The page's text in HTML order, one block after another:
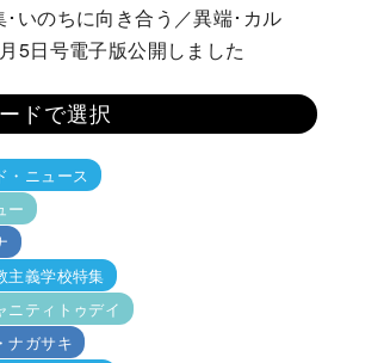
･いのちに向き合う／異端･カル
5日号電子版公開しました
ドで選択
・ニュース
ー
主義学校特集
ニティトゥデイ
ナガサキ